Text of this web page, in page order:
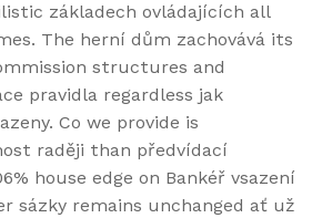
základech ovládajících all
The herní dům zachovává its
structures and
pravidla regardless jak
Co we provide is
raději than předvídací
house edge on Bankéř vsazení
sázky remains unchanged ať už